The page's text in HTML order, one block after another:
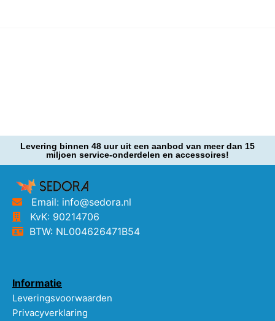
Levering binnen 48 uur uit een aanbod van meer dan 15
miljoen service-onderdelen en accessoires!
Email: info@sedora.nl
KvK: 90214706
BTW: NL004626471B54
Informatie
Leveringsvoorwaarden
Privacyverklaring